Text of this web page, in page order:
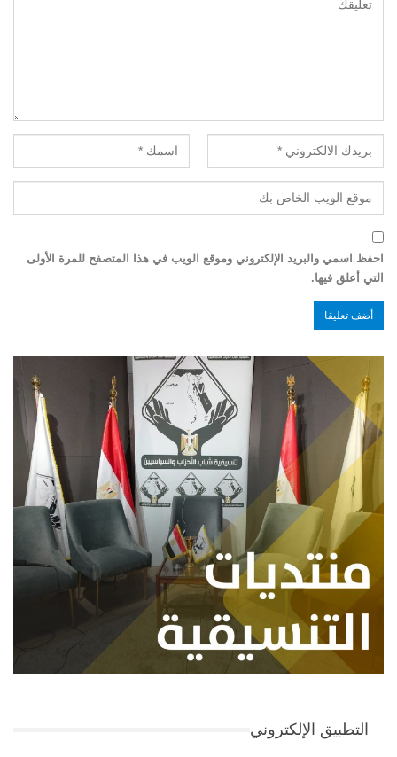
احفظ اسمي والبريد الإلكتروني وموقع الويب في هذا المتصفح للمرة الأولى
التي أعلق فيها.
التطبيق الإلكتروني